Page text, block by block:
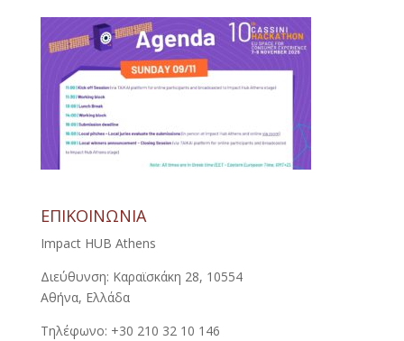
ΕΠΙΚΟΙΝΩΝΙΑ
Impact HUB Athens
Διεύθυνση: Καραϊσκάκη 28, 10554
Αθήνα, Ελλάδα
Τηλέφωνο: +30 210 32 10 146